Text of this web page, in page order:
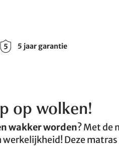
5 jaar garantie
op wolken!
wakker worden? Met
Deze